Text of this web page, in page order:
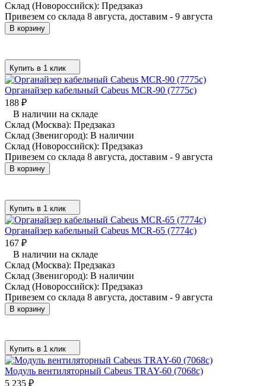
Склад (Новороссийск): Предзаказ
Привезем со склада 8 августа, доставим - 9 августа
В корзину
Купить в 1 клик
Органайзер кабельный Cabeus MCR-90 (7775c)
188 ₽
В наличии на складе
Склад (Москва): Предзаказ
Склад (Звенигород): В наличии
Склад (Новороссийск): Предзаказ
Привезем со склада 8 августа, доставим - 9 августа
В корзину
Купить в 1 клик
Органайзер кабельный Cabeus MCR-65 (7774c)
167 ₽
В наличии на складе
Склад (Москва): Предзаказ
Склад (Звенигород): В наличии
Склад (Новороссийск): Предзаказ
Привезем со склада 8 августа, доставим - 9 августа
В корзину
Купить в 1 клик
Модуль вентиляторный Cabeus TRAY-60 (7068c)
5 235 ₽